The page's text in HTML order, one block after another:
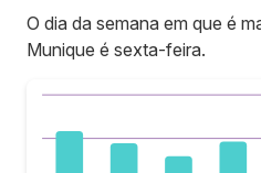
O dia da semana em que é
Munique é sexta-feira.